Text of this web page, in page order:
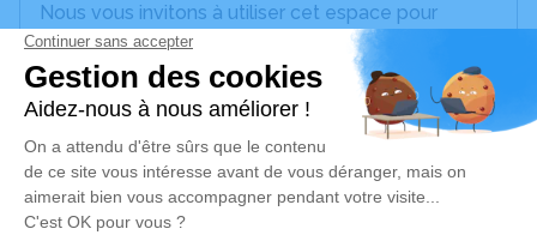
Nous vous invitons à utiliser cet espace pour
laisser vos condoléances, partager des photos
souvenirs, une anecdote ou exprimer vos pensées
à travers des poèmes ou des textes. Cet endroit
est un lieu d'expression dédié à honorer la
mémoire de Marie-Thérèse SANDOZ.
Un service de plantation d’arbre hommage est
disponible ici.